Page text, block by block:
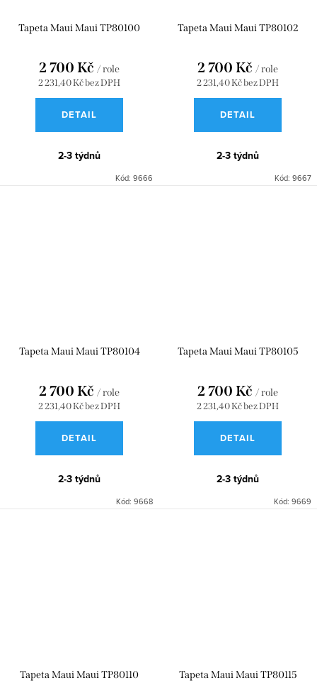
Tapeta Maui Maui TP80100
2 231,40 Kč bez DPH
2 700 Kč / role
DETAIL
2-3 týdnů
Kód: 9666
Tapeta Maui Maui TP80102
2 231,40 Kč bez DPH
2 700 Kč / role
DETAIL
2-3 týdnů
Kód: 9667
Tapeta Maui Maui TP80104
2 231,40 Kč bez DPH
2 700 Kč / role
DETAIL
2-3 týdnů
Kód: 9668
Tapeta Maui Maui TP80105
2 231,40 Kč bez DPH
2 700 Kč / role
DETAIL
2-3 týdnů
Kód: 9669
Tapeta Maui Maui TP80110 Tapeta Maui Maui TP80115